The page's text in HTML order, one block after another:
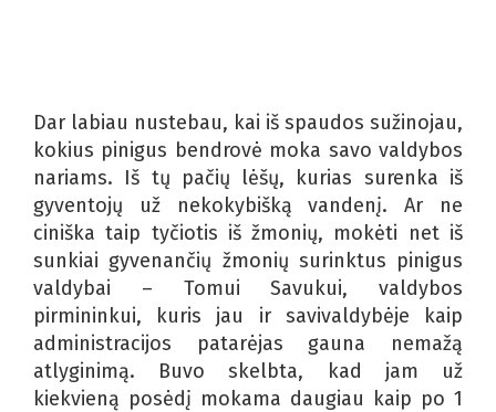
Dar labiau nustebau, kai iš spaudos sužinojau,
kokius pinigus bendrovė moka savo valdybos
nariams. Iš tų pačių lėšų, kurias surenka iš
gyventojų už nekokybišką vandenį. Ar ne
ciniška taip tyčiotis iš žmonių, mokėti net iš
sunkiai gyvenančių žmonių surinktus pinigus
valdybai – Tomui Savukui, valdybos
pirmininkui, kuris jau ir savivaldybėje kaip
administracijos patarėjas gauna nemažą
atlyginimą. Buvo skelbta, kad jam už
kiekvieną posėdį mokama daugiau kaip po 1